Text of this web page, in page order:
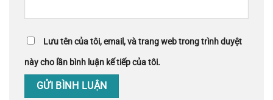
Lưu tên của tôi, email, và trang web trong trình duyệt
này cho lần bình luận kế tiếp của tôi.